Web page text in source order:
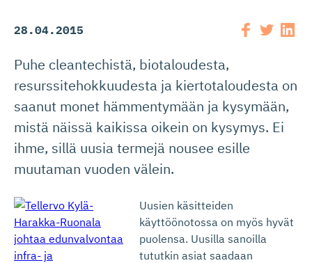
28.04.2015
Puhe cleantechistä, biotaloudesta,
resurssitehokkuudesta ja kiertotaloudesta on
saanut monet hämmentymään ja kysymään,
mistä näissä kaikissa oikein on kysymys. Ei
ihme, sillä uusia termejä nousee esille
muutaman vuoden välein.
Uusien käsitteiden
käyttöönotossa on myös hyvät
puolensa. Uusilla sanoilla
tututkin asiat saadaan